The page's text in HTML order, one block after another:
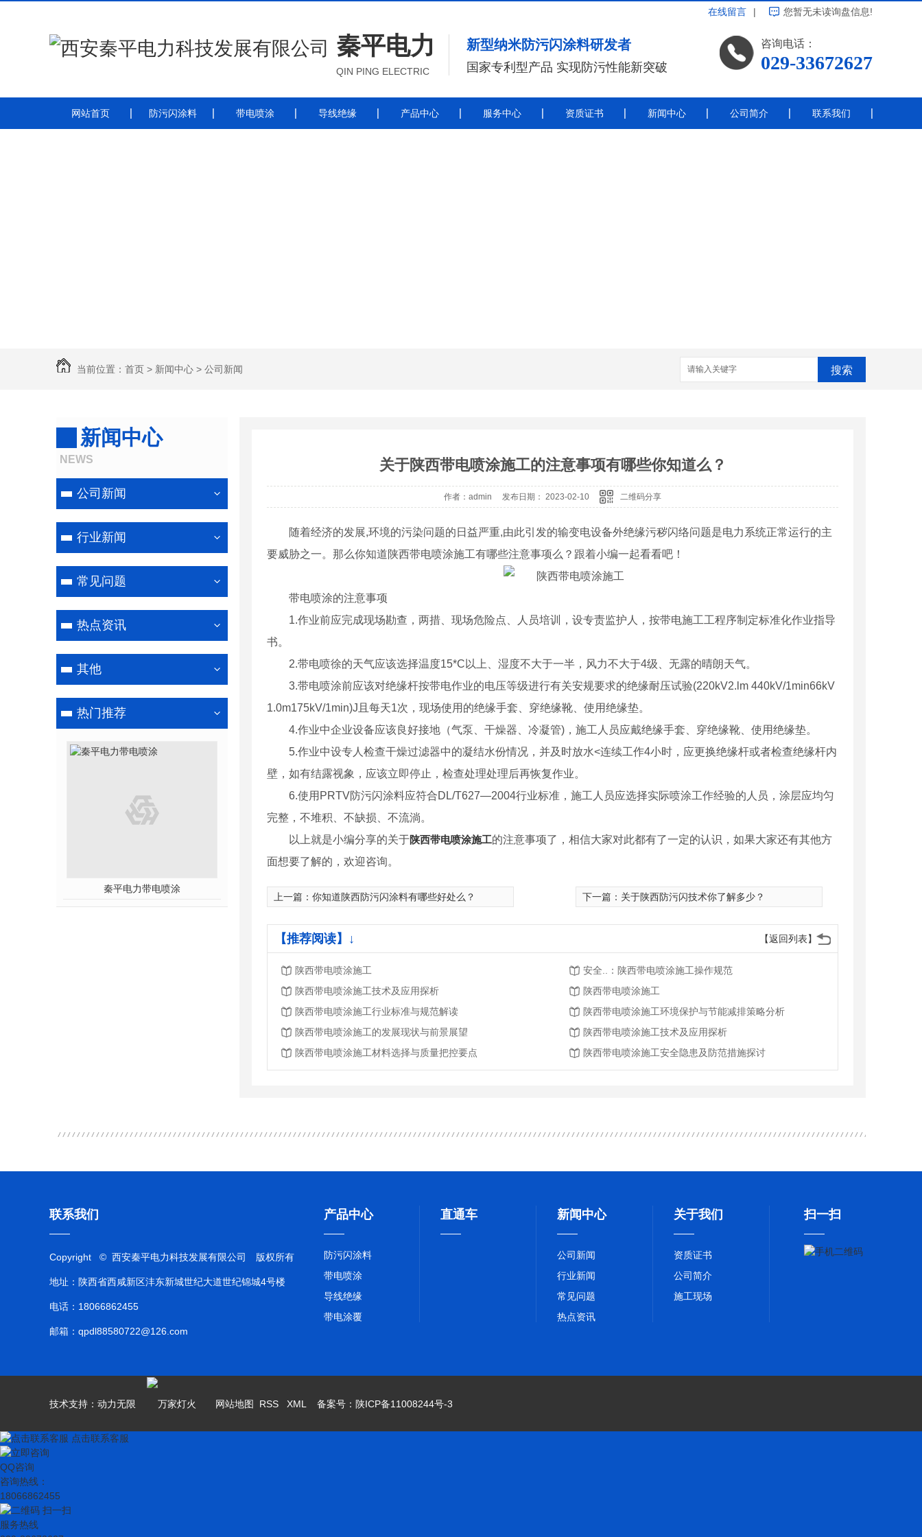
在线留言 | 您暂无未读询盘信息!
秦平电力
QIN PING ELECTRIC
新型纳米防污闪涂料研发者
国家专利型产品 实现防污性能新突破
咨询电话：
029-33672627
网站首页 防污闪涂料 带电喷涂 导线绝缘 产品中心 服务中心 资质证书 新闻中心 公司简介 联系我们
当前位置： 首页 > 新闻中心 > 公司新闻 搜索
新闻中心
NEWS
公司新闻
行业新闻
常见问题
热点资讯
其他
热门推荐
秦平电力带电喷涂
关于陕西带电喷涂施工的注意事项有哪些你知道么？
作者：admin 发布日期： 2023-02-10 二维码分享
随着经济的发展,环境的污染问题的日益严重,由此引发的输变电设备外绝缘污秽闪络问题是电力系统正常运行的主
要威胁之一。那么你知道陕西带电喷涂施工有哪些注意事项么？跟着小编一起看看吧！
带电喷涂的注意事项
1.作业前应完成现场勘查，两措、现场危险点、人员培训，设专责监护人，按带电施工工程序制定标准化作业指导
书。
2.带电喷徐的天气应该选择温度15*C以上、湿度不大于一半，风力不大于4级、无露的晴朗天气。
3.带电喷涂前应该对绝缘杆按带电作业的电压等级进行有关安规要求的绝缘耐压试验(220kV2.lm 440kV/1min66kV
1.0m175kV/1min)J且每天1次，现场使用的绝缘手套、穿绝缘靴、使用绝缘垫。
4.作业中企业设备应该良好接地（气泵、干燥器、冷凝管)，施工人员应戴绝缘手套、穿绝缘靴、使用绝缘垫。
5.作业中设专人检查干燥过滤器中的凝结水份情况，并及时放水<连续工作4小时，应更换绝缘杆或者检查绝缘杆内
壁，如有结露视象，应该立即停止，检查处理处理后再恢复作业。
6.使用PRTV防污闪涂料应符合DL/T627—2004行业标准，施工人员应选择实际喷涂工作经验的人员，涂层应均匀
完整，不堆积、不缺损、不流淌。
以上就是小编分享的关于陕西带电喷涂施工的注意事项了，相信大家对此都有了一定的认识，如果大家还有其他方
面想要了解的，欢迎咨询。
上一篇： 你知道陕西防污闪涂料有哪些好处么？ 下一篇： 关于陕西防污闪技术你了解多少？
【返回列表】
【推荐阅读】↓
陕西带电喷涂施工
安全..：陕西带电喷涂施工操作规范
陕西带电喷涂施工技术及应用探析
陕西带电喷涂施工
陕西带电喷涂施工行业标准与规范解读
陕西带电喷涂施工环境保护与节能减排策略分析
陕西带电喷涂施工的发展现状与前景展望
陕西带电喷涂施工技术及应用探析
陕西带电喷涂施工材料选择与质量把控要点
陕西带电喷涂施工安全隐患及防范措施探讨
联系我们
Copyright © 西安秦平电力科技发展有限公司 版权所有
地址：陕西省西咸新区沣东新城世纪大道世纪锦城4号楼
电话：18066862455
邮箱：qpdl88580722@126.com
产品中心
防污闪涂料
带电喷涂
导线绝缘
带电涂覆
直通车 新闻中心
公司新闻
行业新闻
常见问题
热点资讯
关于我们
资质证书
公司简介
施工现场
扫一扫
技术支持： 动力无限 网站地图 RSS XML 备案号： 陕ICP备11008244号-3
点击联系客服
QQ咨询
咨询热线：
18066862455
扫一扫
服务热线